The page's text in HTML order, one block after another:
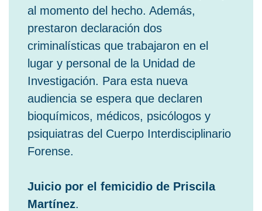
al momento del hecho. Además,
prestaron declaración dos
criminalísticas que trabajaron en el
lugar y personal de la Unidad de
Investigación. Para esta nueva
audiencia se espera que declaren
bioquímicos, médicos, psicólogos y
psiquiatras del Cuerpo Interdisciplinario
Forense.
Juicio por el femicidio de Priscila
Martínez.